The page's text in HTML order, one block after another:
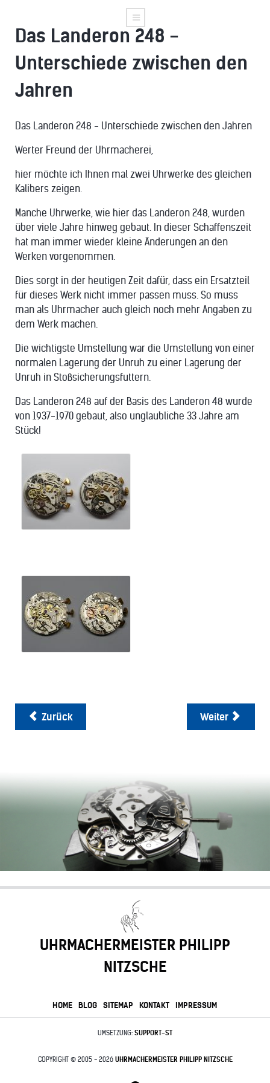
Das Landeron 248 -
Unterschiede zwischen den
Jahren
Das Landeron 248 - Unterschiede zwischen den Jahren
Werter Freund der Uhrmacherei,
hier möchte ich Ihnen mal zwei Uhrwerke des gleichen
Kalibers zeigen.
Manche Uhrwerke, wie hier das Landeron 248, wurden
über viele Jahre hinweg gebaut. In dieser Schaffenszeit
hat man immer wieder kleine Änderungen an den
Werken vorgenommen.
Dies sorgt in der heutigen Zeit dafür, dass ein Ersatzteil
für dieses Werk nicht immer passen muss. So muss
man als Uhrmacher auch gleich noch mehr Angaben zu
dem Werk machen.
Die wichtigste Umstellung war die Umstellung von einer
normalen Lagerung der Unruh zu einer Lagerung der
Unruh in Stoßsicherungsfuttern.
Das Landeron 248 auf der Basis des Landeron 48 wurde
von 1937-1970 gebaut, also unglaubliche 33 Jahre am
Stück!
Zurück Weiter
UHRMACHERMEISTER PHILIPP
NITZSCHE
HOME BLOG SITEMAP KONTAKT IMPRESSUM
UMSETZUNG: SUPPORT-ST
COPYRIGHT © 2005 - 2026 UHRMACHERMEISTER PHILIPP NITZSCHE